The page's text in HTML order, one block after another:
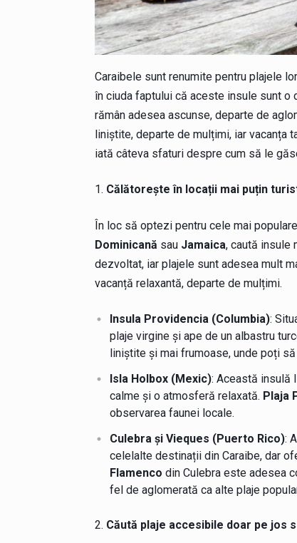
Caraibele sunt renumite pentru plajele
în ciuda faptului că aceste insule sunt
rămân adesea ascunse, departe de
liniștite, departe de mulțimi, iar vacanța
iată câteva sfaturi despre cum să le
Călătorește în locații mai puțin
În loc să optezi pentru cele mai
Dominicană sau Jamaica, caută insule
dezvoltat, iar plajele sunt adesea mult
vacanță relaxantă, departe de mulțimi.
Insula Providencia (Columbia):
plaje virgine și ape de un albastru
liniștite și mai frumoase, unde poți
Isla Holbox (Mexic): Această insulă
calme și o atmosferă relaxată. Plaja
observarea faunei locale.
Culebra și Vieques (Puerto Rico):
celelalte destinații din Caraibe, dar
Flamenco din Culebra este adesea
fel de aglomerată ca alte plaje
Căută plaje accesibile doar pe jos